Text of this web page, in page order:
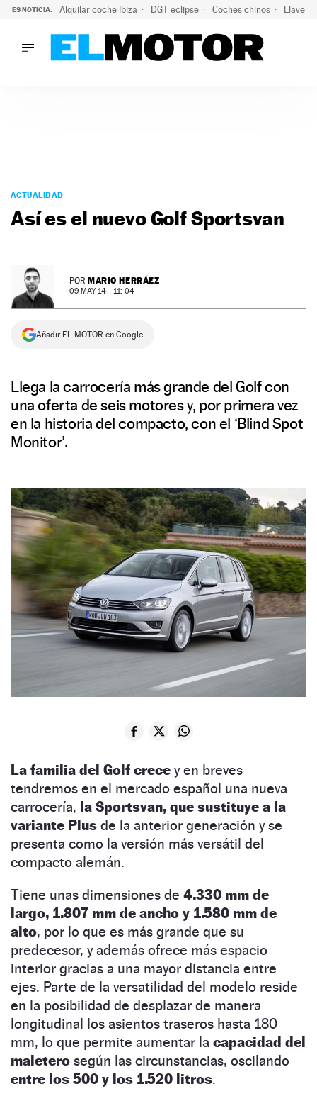
ES NOTICIA: Alquilar coche Ibiza DGT eclipse Coches chinos Llaves
PODCAST
MOTOS
MOTORTV
PREMIOS
SERVICIOS
NEWSLETTER
SÍGUENOS
ACTUALIDAD
Así es el nuevo Golf Sportsvan
POR MARIO HERRÁEZ
09 MAY 14 - 11: 04
Añadir EL MOTOR en Google
Llega la carrocería más grande del Golf con
una oferta de seis motores y, por primera vez
en la historia del compacto, con el ‘Blind Spot
Monitor’.
La familia del Golf crece y en breves
tendremos en el mercado español una nueva
carrocería, la Sportsvan, que sustituye a la
variante Plus de la anterior generación y se
presenta como la versión más versátil del
compacto alemán.
Tiene unas dimensiones de 4.330 mm de
largo, 1.807 mm de ancho y 1.580 mm de
alto, por lo que es más grande que su
predecesor, y además ofrece más espacio
interior gracias a una mayor distancia entre
ejes. Parte de la versatilidad del modelo reside
en la posibilidad de desplazar de manera
longitudinal los asientos traseros hasta 180
mm, lo que permite aumentar la capacidad del
maletero según las circunstancias, oscilando
entre los 500 y los 1.520 litros.